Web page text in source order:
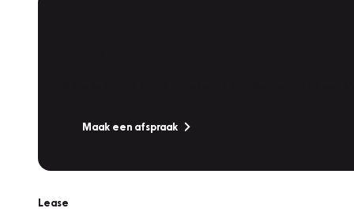
Maak een afspraak
Lease